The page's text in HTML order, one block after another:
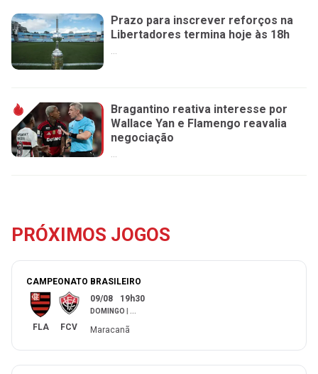
Prazo para inscrever reforços na
Libertadores termina hoje às 18h
Bragantino reativa interesse por
Wallace Yan e Flamengo reavalia
negociação
...
PRÓXIMOS JOGOS
CAMPEONATO BRASILEIRO
FLA FCV
09/08 19h30
DOMINGO ...
Maracanã